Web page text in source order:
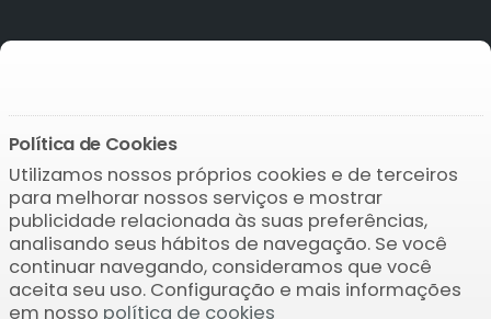
Jogar Euromillones Spain
Euromillones Spain Spilen
Baixar o APP
Política de Cookies
Utilizamos nossos próprios cookies e de terceiros
para melhorar nossos serviços e mostrar
publicidade relacionada às suas preferências,
analisando seus hábitos de navegação. Se você
continuar navegando, consideramos que você
aceita seu uso. Configuração e mais informações
em nosso política de cookies